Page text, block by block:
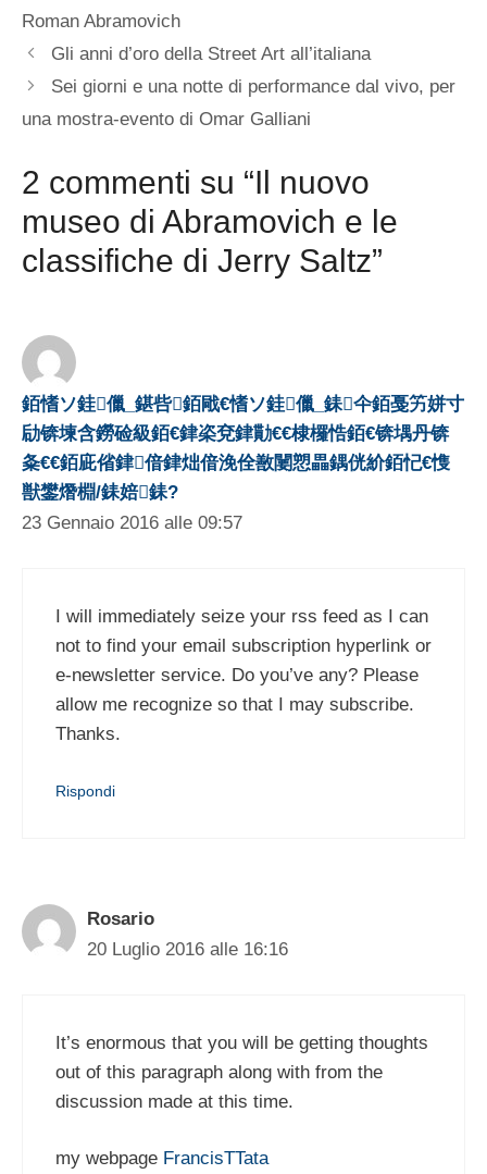
Roman Abramovich
Gli anni d’oro della Street Art all’italiana
Sei giorni e una notte di performance dal vivo, per
una mostra-evento di Omar Galliani
2 commenti su “Il nuovo
museo di Abramovich e le
classifiche di Jerry Saltz”
銆愭ソ銈儠_鍖呰銆戙€愭ソ銈儠_銇仐銆戞竻姘寸
劶锛堜含鐒硷級銆€銉栥兗銉勩€€棣欏悎銆€锛堣丹锛
夈€€銆庛偗銉偣銉炪偣浼佺敾闄愬畾鍝侊紒銆忋€愯
獣鐢熸棩/銇婄銇?
23 Gennaio 2016 alle 09:57
I will immediately seize your rss feed as I can
not to find your email subscription hyperlink or
e-newsletter service. Do you’ve any? Please
allow me recognize so that I may subscribe.
Thanks.
Rispondi
Rosario
20 Luglio 2016 alle 16:16
It’s enormous that you will be getting thoughts
out of this paragraph along with from the
discussion made at this time.
my webpage FrancisTTata